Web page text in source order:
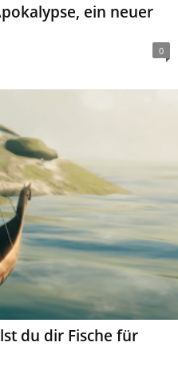
ein neuer
0
du dir Fische für